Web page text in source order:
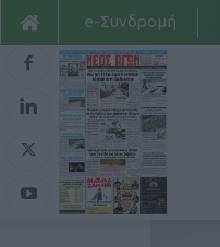
e-Συνδρομή